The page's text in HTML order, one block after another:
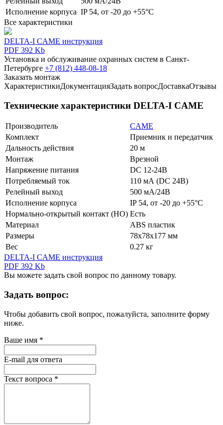
Исполнение корпуса IP 54, от -20 до +55°С
Все характеристики
DELTA-I CAME инструкция
PDF 392 Kb
Установка и обслуживание охранных систем в Санкт-
Петербурге +7 (812) 448-08-18
Заказать монтаж
ХарактеристикиДокументацияЗадать вопросДоставкаОтзывы
Технические характеристики DELTA-I CAME
Производитель
CAME
Комплект
Приемник и передатчик
Дальность действия
20 м
Монтаж
Врезной
Напряжение питания
DC 12-24В
Потребляемый ток
110 мА (DC 24В)
Релейный выход
500 мА/24В
Исполнение корпуса
IP 54, от -20 до +55°С
Нормально-открытый контакт (НО) Есть
Материал
ABS пластик
Размеры
78х78х177 мм
Вес
0.27 кг
DELTA-I CAME инструкция
PDF 392 Kb
Вы можете задать свой вопрос по данному товару.
Задать вопрос:
Чтобы добавить свой вопрос, пожалуйста, заполните форму
ниже.
Ваше имя *
E-mail для ответа
Текст вопроса *